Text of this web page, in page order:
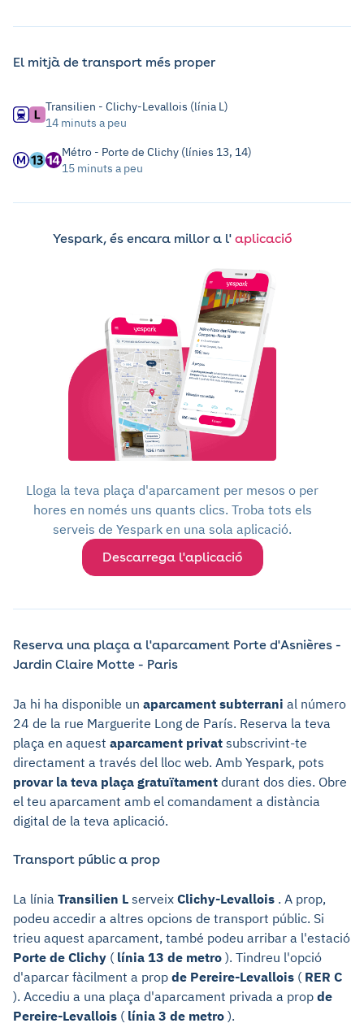
El mitjà de transport més proper
Transilien - Clichy-Levallois (línia L)
14 minuts a peu
Métro - Porte de Clichy (línies 13, 14)
15 minuts a peu
Yespark, és encara millor a l' aplicació
Lloga la teva plaça d'aparcament per mesos o per
hores en només uns quants clics. Troba tots els
serveis de Yespark en una sola aplicació.
Descarrega l'aplicació
Reserva una plaça a l'aparcament Porte d'Asnières -
Jardin Claire Motte - Paris
Ja hi ha disponible un aparcament subterrani al número
24 de la rue Marguerite Long de París. Reserva la teva
plaça en aquest aparcament privat subscrivint-te
directament a través del lloc web. Amb Yespark, pots
provar la teva plaça gratuïtament durant dos dies. Obre
el teu aparcament amb el comandament a distància
digital de la teva aplicació.
Transport públic a prop
La línia Transilien L serveix Clichy-Levallois . A prop,
podeu accedir a altres opcions de transport públic. Si
trieu aquest aparcament, també podeu arribar a l'estació
Porte de Clichy ( línia 13 de metro ). Tindreu l'opció
d'aparcar fàcilment a prop de Pereire-Levallois ( RER C
). Accediu a una plaça d'aparcament privada a prop de
Pereire-Levallois ( línia 3 de metro ).